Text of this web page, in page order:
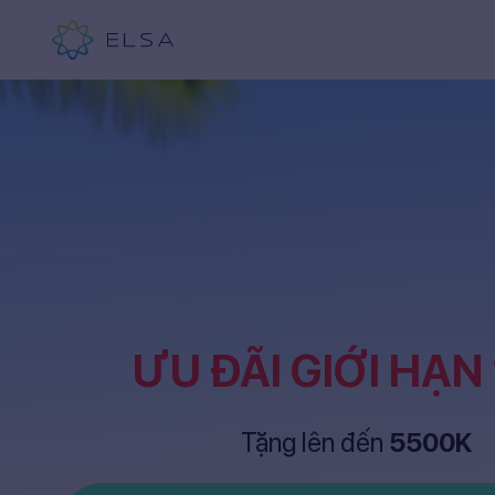
ƯU ĐÃI GIỚI
Tặng lên đến 5500K